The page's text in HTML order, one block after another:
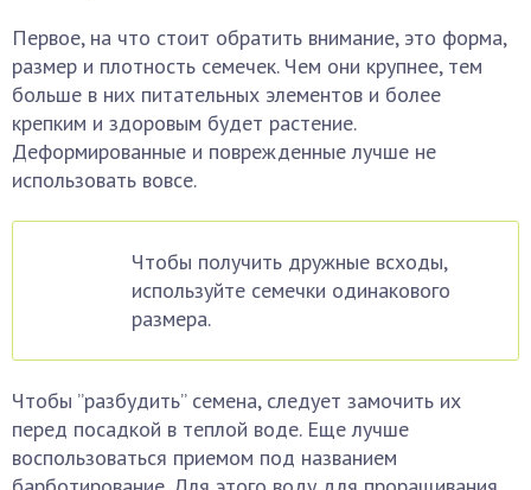
Первое, на что стоит обратить внимание, это форма,
размер и плотность семечек. Чем они крупнее, тем
больше в них питательных элементов и более
крепким и здоровым будет растение.
Деформированные и поврежденные лучше не
использовать вовсе.
Чтобы получить дружные всходы,
используйте семечки одинакового
размера.
Чтобы ”разбудить” семена, следует замочить их
перед посадкой в теплой воде. Еще лучше
воспользоваться приемом под названием